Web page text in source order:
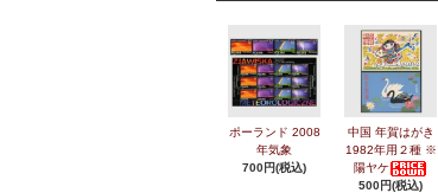
ポーランド 2008
年気象
700円(税込)
中国 年賀はがき
1982年用２種 ※
陽ヤケ
500円(税込)